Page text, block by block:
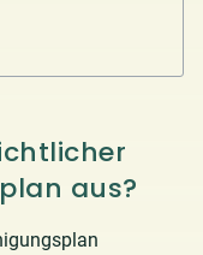
aus?